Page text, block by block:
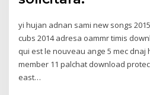
yi hujan adnan sami new songs
cubs 2014 adresa oammr timis
qui est le nouveau ange 5 mec dnaj
member 11 palchat download
east…